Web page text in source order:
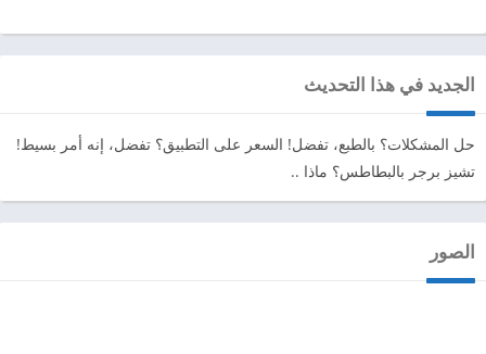
الجديد في هذا التحديث
حل المشكلات؟ بالطبع، تفضل! السعر على التطبيق؟ تفضل، إنه أمر بسيط!
تشيز برجر بالبطاطس؟ ماذا ..
الصور